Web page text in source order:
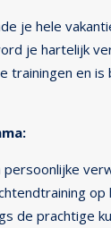
je hele
je hartelijk
trainingen en
persoonlijke
de prachtige